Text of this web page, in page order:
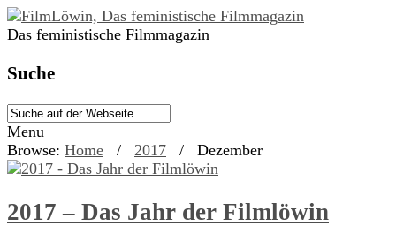
Das feministische Filmmagazin
Suche
Menu
Browse: Home / 2017 / Dezember
2017 – Das Jahr der Filmlöwin